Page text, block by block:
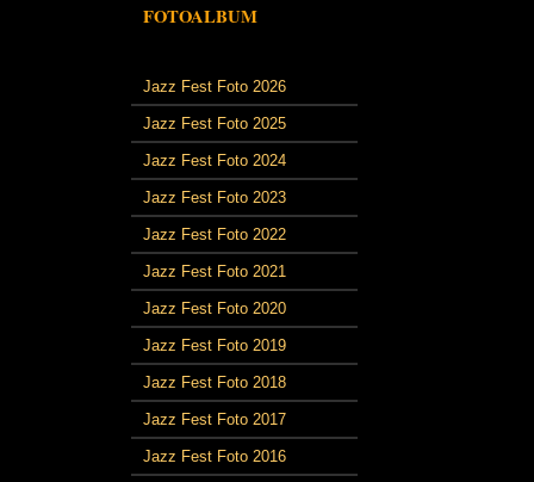
FOTOALBUM
Jazz Fest Foto 2026
Jazz Fest Foto 2025
Jazz Fest Foto 2024
Jazz Fest Foto 2023
Jazz Fest Foto 2022
Jazz Fest Foto 2021
Jazz Fest Foto 2020
Jazz Fest Foto 2019
Jazz Fest Foto 2018
Jazz Fest Foto 2017
Jazz Fest Foto 2016